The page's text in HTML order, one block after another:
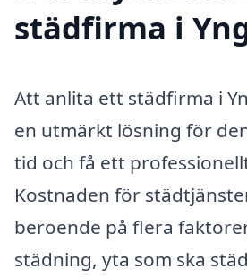
städfirma i
Att anlita ett städfirma i
en utmärkt lösning för
tid och få ett
Kostnaden för
beroende på flera
städning, yta som ska